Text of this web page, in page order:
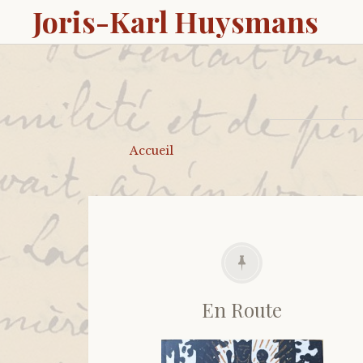
Joris-Karl Huysmans
Accueil
En Route